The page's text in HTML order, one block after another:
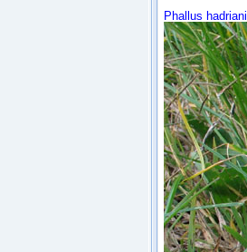
Phallus hadriani